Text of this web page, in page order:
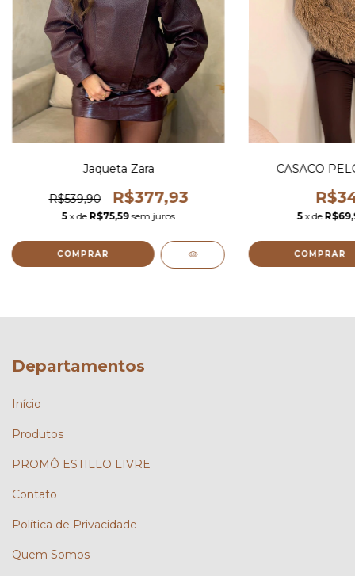
Jaqueta Zara
R$539,90 R$377,93
5 x de R$75,59 sem juros
COMPRAR
CASACO
5 x de
COMPRAR
Departamentos
Início
Produtos
PROMÔ ESTILLO LIVRE
Contato
Política de Privacidade
Quem Somos